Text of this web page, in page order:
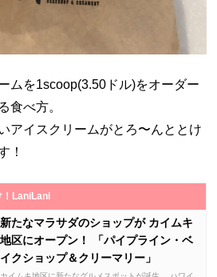
ムを1scoop(3.50ドル)をオーダー
食べ方。
アイスクリームがとろ〜んととけ
！
！LaniLani
新たなマラサダのショップが カイムキ
地区にオープン！ 「パイプライン・ベ
イクショップ＆クリーマリー」